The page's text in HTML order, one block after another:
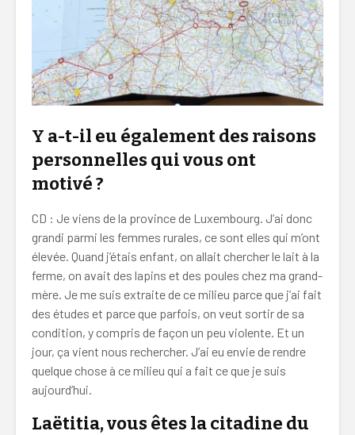
Y a-t-il eu également des raisons
personnelles qui vous ont
motivé ?
CD : Je viens de la province de Luxembourg. J’ai donc
grandi parmi les femmes rurales, ce sont elles qui m’ont
élevée. Quand j’étais enfant, on allait chercher le lait à la
ferme, on avait des lapins et des poules chez ma grand-
mère. Je me suis extraite de ce milieu parce que j’ai fait
des études et parce que parfois, on veut sortir de sa
condition, y compris de façon un peu violente. Et un
jour, ça vient nous rechercher. J’ai eu envie de rendre
quelque chose à ce milieu qui a fait ce que je suis
aujourd’hui.
Laëtitia, vous êtes la citadine du